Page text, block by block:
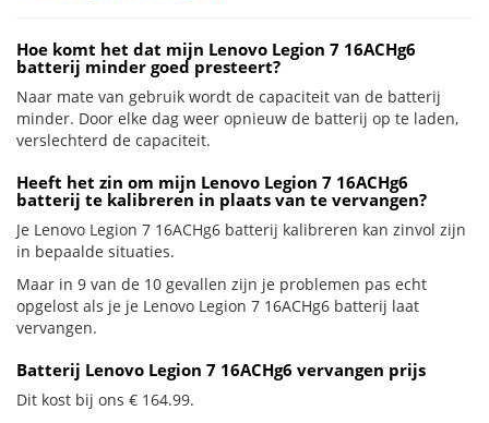
Hoe komt het dat mijn Lenovo Legion 7 16ACHg6
batterij minder goed presteert?
Naar mate van gebruik wordt de capaciteit van de batterij
minder. Door elke dag weer opnieuw de batterij op te laden,
verslechterd de capaciteit.
Heeft het zin om mijn Lenovo Legion 7 16ACHg6
batterij te kalibreren in plaats van te vervangen?
Je Lenovo Legion 7 16ACHg6 batterij kalibreren kan zinvol zijn
in bepaalde situaties.
Maar in 9 van de 10 gevallen zijn je problemen pas echt
opgelost als je je Lenovo Legion 7 16ACHg6 batterij laat
vervangen.
Batterij Lenovo Legion 7 16ACHg6 vervangen prijs
Dit kost bij ons € 164.99.